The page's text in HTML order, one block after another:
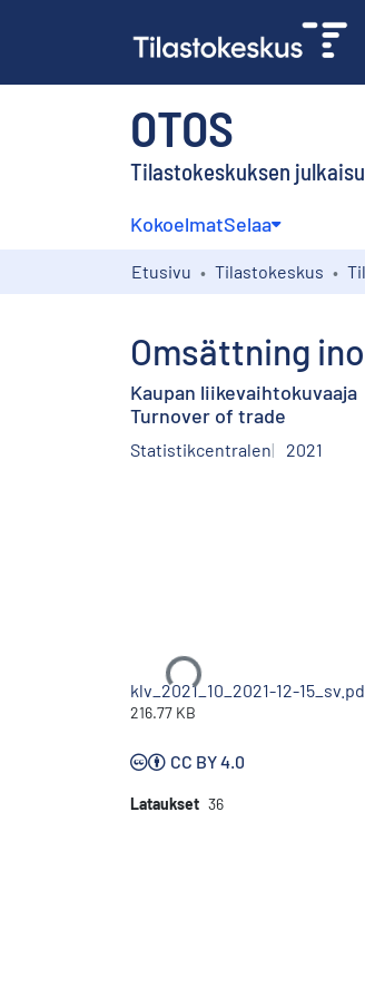
OTOS
Tilastokeskuksen
KokoelmatSelaa
Etusivu Tilastokeskus
Omsättning
Kaupan liikevaihtokuvaaja
Turnover of trade
Statistikcentralen 2021
Ladataan...
klv_2021_10_2021-12-
216.77 KB
CC BY 4.0
Lataukset 36